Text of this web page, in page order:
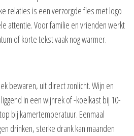
relaties is een verzorgde fles met logo
attentie. Voor familie en vrienden werkt
of korte tekst vaak nog warmer.
bewaren, uit direct zonlicht. Wijn en
in een wijnrek of -koelkast bij 10-
bij kamertemperatuur. Eenmaal
drinken, sterke drank kan maanden